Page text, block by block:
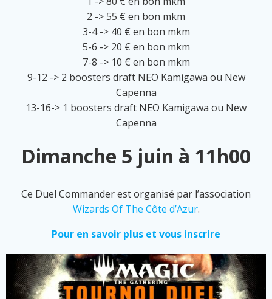
2 -> 55 € en bon mkm
3-4 -> 40 € en bon mkm
5-6 -> 20 € en bon mkm
7-8 -> 10 € en bon mkm
9-12 -> 2 boosters draft NEO Kamigawa ou New
Capenna
13-16-> 1 boosters draft NEO Kamigawa ou New
Capenna
Dimanche 5 juin à 11h00
Ce Duel Commander est organisé par l’association
Wizards Of The Côte d’Azur.
Pour en savoir plus et vous inscrire